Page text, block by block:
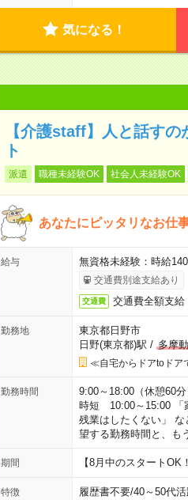
気になる！
【介護staff】人と話す
ト
派遣 職種未経験OK 社会人未経験OK
あなたにピッタリなお仕
給与 無資格未経験：時給
交通費別途支給あり
交通費 交通費全額支給
勤務地
東京都日野市
日野(東京都)駅 / 多摩
≪自宅からドアtoドア
勤務時間
9:00～18:00（休憩60
時短 10:00～15:00 「
残業はしたくない」
望する勤務時間と、も
期間 【8月中のスタート
特徴 履歴書不要/40～50代